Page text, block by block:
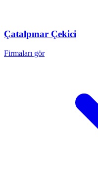
Çatalpınar Çekici
Firmaları gör